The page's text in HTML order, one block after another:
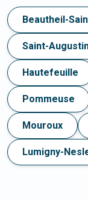
Beautheil-
Saint-
Hautefeuille
Pommeuse
Mouroux
Lumigny-